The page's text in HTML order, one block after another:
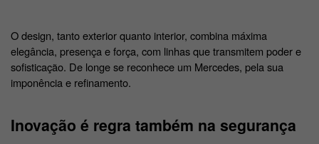
O design, tanto exterior quanto interior, combina máxima
elegância, presença e força, com linhas que transmitem poder e
sofisticação. De longe se reconhece um Mercedes, pela sua
imponência e refinamento.
Inovação é regra também na segurança